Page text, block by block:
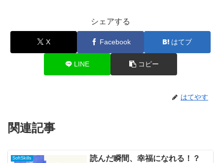
シェアする
X Facebook はてブ
LINE コピー
はてやす
関連記事
SoftSkills
読んだ瞬間、幸福になれる！？